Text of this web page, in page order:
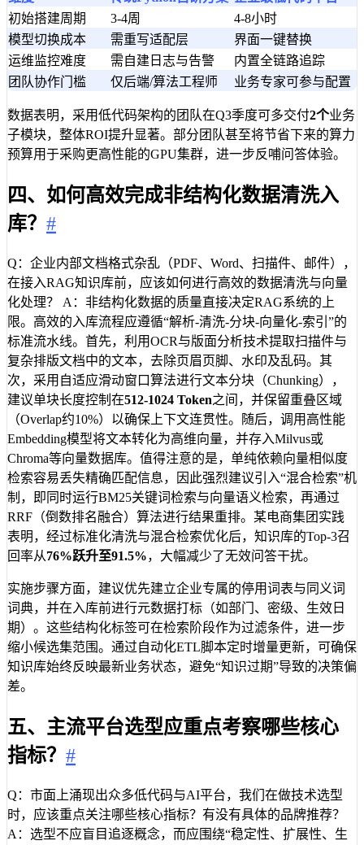
初始搭建周期
3-4周
4-8小时
模型切换成本
需重写适配层
界面一键替换
运维监控难度
需自建日志与告警
内置全链路追踪
团队协作门槛
仅后端/算法工程师 业务专家可参与配置
数据表明，采用低代码架构的团队在Q3季度可多交付2个业务
子模块，整体ROI提升显著。部分团队甚至将节省下来的算力
预算用于采购更高性能的GPU集群，进一步反哺问答体验。
四、如何高效完成非结构化数据清洗入
库？ #
Q：企业内部文档格式杂乱（PDF、Word、扫描件、邮件），
在接入RAG知识库前，应该如何进行高效的数据清洗与向量
化处理？ A：非结构化数据的质量直接决定RAG系统的上
限。高效的入库流程应遵循“解析-清洗-分块-向量化-索引”的
标准流水线。首先，利用OCR与版面分析技术提取扫描件与
复杂排版文档中的文本，去除页眉页脚、水印及乱码。其
次，采用自适应滑动窗口算法进行文本分块（Chunking），
建议单块长度控制在512-1024 Token之间，并保留重叠区域
（Overlap约10%）以确保上下文连贯性。随后，调用高性能
Embedding模型将文本转化为高维向量，并存入Milvus或
Chroma等向量数据库。值得注意的是，单纯依赖向量相似度
检索容易丢失精确匹配信息，因此强烈建议引入“混合检索”机
制，即同时运行BM25关键词检索与向量语义检索，再通过
RRF（倒数排名融合）算法进行结果重排。某电商集团实践
表明，经过标准化清洗与混合检索优化后，知识库的Top-3召
回率从76%跃升至91.5%，大幅减少了无效问答干扰。
实施步骤方面，建议优先建立企业专属的停用词表与同义词
词典，并在入库前进行元数据打标（如部门、密级、生效日
期）。这些结构化标签可在检索阶段作为过滤条件，进一步
缩小候选集范围。通过自动化ETL脚本定时增量更新，可确保
知识库始终反映最新业务状态，避免“知识过期”导致的决策偏
差。
五、主流平台选型应重点考察哪些核心
指标？ #
Q：市面上涌现出众多低代码与AI平台，我们在做技术选型
时，应该重点关注哪些核心指标？有没有具体的品牌推荐？
A：选型不应盲目追逐概念，而应围绕“稳定性、扩展性、生